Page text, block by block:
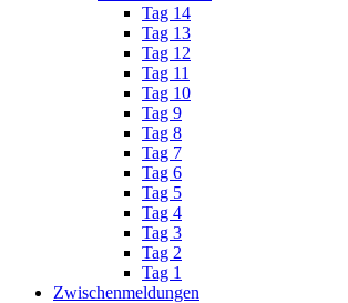
Tag 14
Tag 13
Tag 12
Tag 11
Tag 10
Tag 9
Tag 8
Tag 7
Tag 6
Tag 5
Tag 4
Tag 3
Tag 2
Tag 1
Zwischenmeldungen